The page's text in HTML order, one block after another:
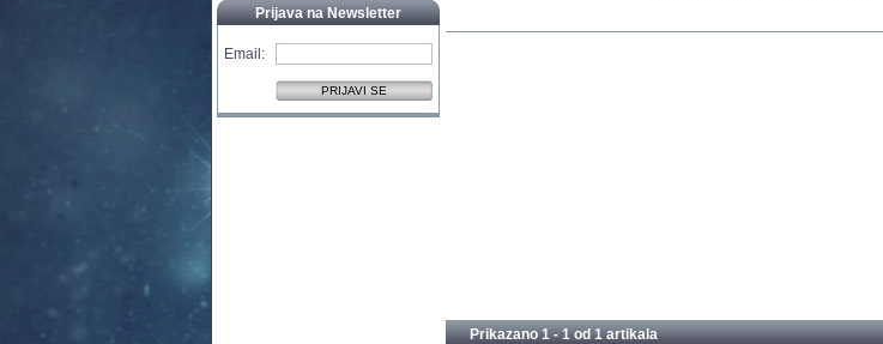
Prijava na Newsletter
Email:
Prikazano 1 - 1 od1 artikala